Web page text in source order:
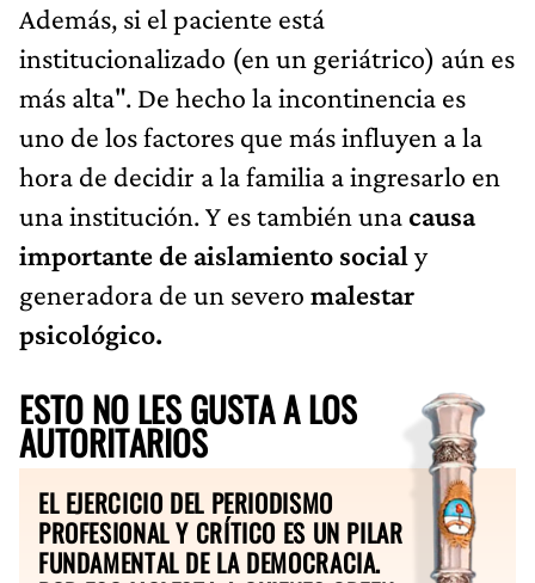
Además, si el paciente está
institucionalizado (en un geriátrico) aún es
más alta". De hecho la incontinencia es
uno de los factores que más influyen a la
hora de decidir a la familia a ingresarlo en
una institución. Y es también unacausa
importante de aislamiento social y
generadora de un severo malestar
psicológico.
ESTO NO LES GUSTA A LOS
AUTORITARIOS
EL EJERCICIO DEL PERIODISMO
PROFESIONAL Y CRÍTICO ES UN PILAR
FUNDAMENTAL DE LA DEMOCRACIA.